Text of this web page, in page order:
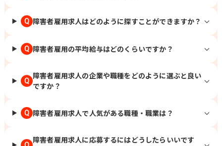
Q 障害者雇用求人はどのように探すことができますか？
Q 障害者雇用の平均給与はどのくらいですか？
Q
障害者雇用求人の企業や職種をどのように選ぶと良い
ですか？
Q 障害者雇用求人で人気がある職種・職業は？
障害者雇用求人に応募するにはどうしたらいいです